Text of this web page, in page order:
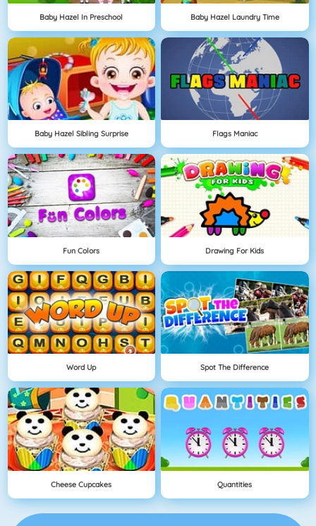
Baby Hazel In Preschool Baby Hazel Laundry Time
Baby Hazel Sibling Surprise Flags Maniac
Fun Colors Drawing For Kids
Word Up Spot The Difference
Cheese Cupcakes Quantities